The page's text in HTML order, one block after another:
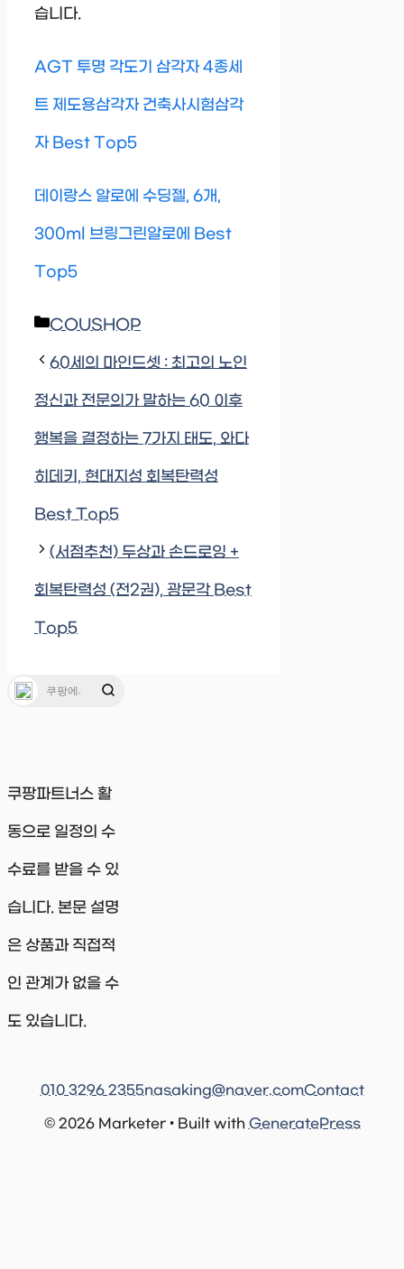
습니다.
AGT 투명 각도기 삼각자 4종세
트 제도용삼각자 건축사시험삼각
자 Best Top5
데이랑스 알로에 수딩젤, 6개,
300ml 브링그린알로에 Best
Top5
Categories
COUSHOP
60세의 마인드셋 : 최고의 노인
정신과 전문의가 말하는 60 이후
행복을 결정하는 7가지 태도, 와다
히데키, 현대지성 회복탄력성
Best Top5
(서점추천) 두상과 손드로잉 +
회복탄력성 (전2권), 광문각 Best
Top5
쿠팡파트너스 활
동으로 일정의 수
수료를 받을 수 있
습니다. 본문 설명
은 상품과 직접적
인 관계가 없을 수
도 있습니다.
© 2026 Marketer • Built with GeneratePress
010 3296 2355nasaking@naver.comContact